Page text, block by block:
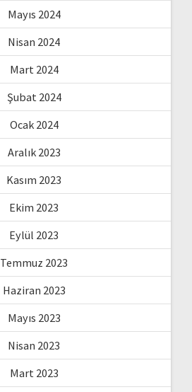
Mayıs 2024
Nisan 2024
Mart 2024
Şubat 2024
Ocak 2024
Aralık 2023
Kasım 2023
Ekim 2023
Eylül 2023
Temmuz 2023
Haziran 2023
Mayıs 2023
Nisan 2023
Mart 2023